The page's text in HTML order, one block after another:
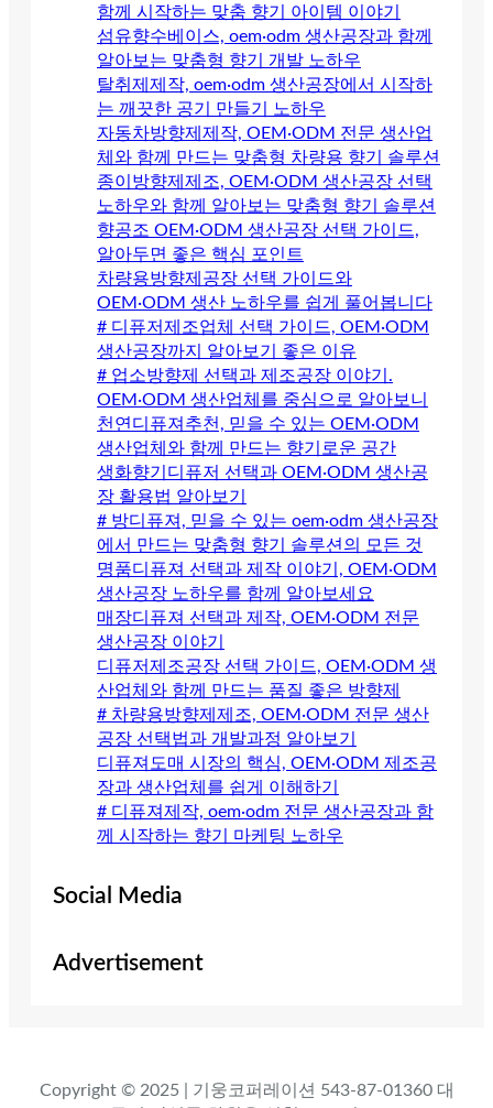
함께 시작하는 맞춤 향기 아이템 이야기
섬유향수베이스, oem·odm 생산공장과 함께
알아보는 맞춤형 향기 개발 노하우
탈취제제작, oem·odm 생산공장에서 시작하
는 깨끗한 공기 만들기 노하우
자동차방향제제작, OEM·ODM 전문 생산업
체와 함께 만드는 맞춤형 차량용 향기 솔루션
종이방향제제조, OEM·ODM 생산공장 선택
노하우와 함께 알아보는 맞춤형 향기 솔루션
향공조 OEM·ODM 생산공장 선택 가이드,
알아두면 좋은 핵심 포인트
차량용방향제공장 선택 가이드와
OEM·ODM 생산 노하우를 쉽게 풀어봅니다
# 디퓨저제조업체 선택 가이드, OEM·ODM
생산공장까지 알아보기 좋은 이유
# 업소방향제 선택과 제조공장 이야기.
OEM·ODM 생산업체를 중심으로 알아보니
천연디퓨져추천, 믿을 수 있는 OEM·ODM
생산업체와 함께 만드는 향기로운 공간
생화향기디퓨저 선택과 OEM·ODM 생산공
장 활용법 알아보기
# 방디퓨져, 믿을 수 있는 oem·odm 생산공장
에서 만드는 맞춤형 향기 솔루션의 모든 것
명품디퓨져 선택과 제작 이야기, OEM·ODM
생산공장 노하우를 함께 알아보세요
매장디퓨져 선택과 제작, OEM·ODM 전문
생산공장 이야기
디퓨저제조공장 선택 가이드, OEM·ODM 생
산업체와 함께 만드는 품질 좋은 방향제
# 차량용방향제제조, OEM·ODM 전문 생산
공장 선택법과 개발과정 알아보기
디퓨져도매 시장의 핵심, OEM·ODM 제조공
장과 생산업체를 쉽게 이해하기
# 디퓨져제작, oem·odm 전문 생산공장과 함
께 시작하는 향기 마케팅 노하우
Social Media
Advertisement
Copyright © 2025 | 기웅코퍼레이션 543-87-01360 대